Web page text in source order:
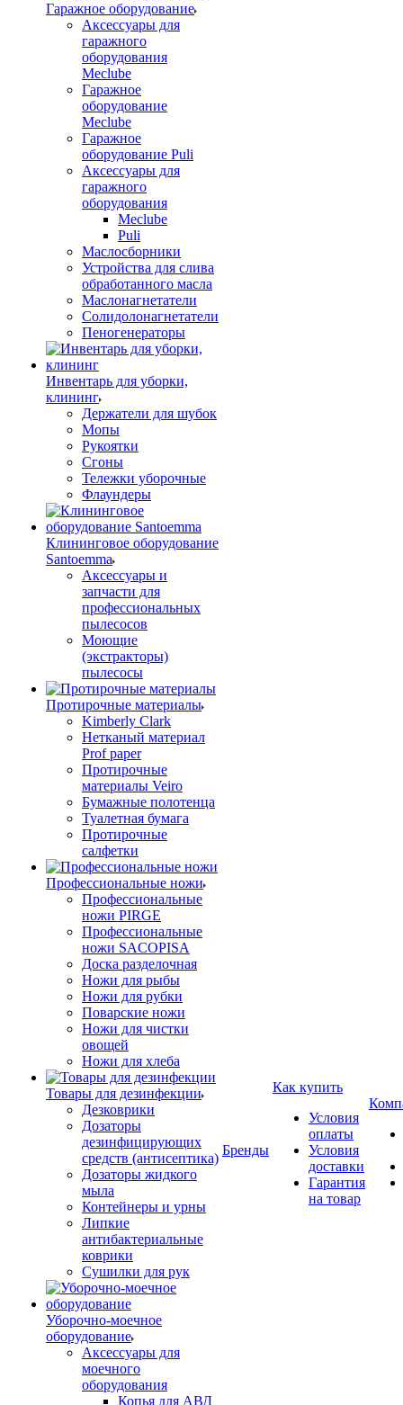
Гаражное оборудование
Аксессуары для
гаражного
оборудования
Meclube
Гаражное
оборудование
Meclube
Гаражное
оборудование Puli
Аксессуары для
гаражного
оборудования
Meclube
Puli
Маслосборники
Устройства для слива
обработанного масла
Маслонагнетатели
Солидолонагнетатели
Пеногенераторы
Инвентарь для уборки,
клининг
Держатели для шубок
Мопы
Рукоятки
Сгоны
Тележки уборочные
Флаундеры
Клининговое оборудование
Santoemma
Аксессуары и
запчасти для
профессиональных
пылесосов
Моющие
(экстракторы)
пылесосы
Протирочные материалы
Kimberly Clark
Нетканый материал
Prof paper
Протирочные
материалы Veiro
Бумажные полотенца
Туалетная бумага
Протирочные
салфетки
Профессиональные ножи
Профессиональные
ножи PIRGE
Профессиональные
ножи SACOPISA
Доска разделочная
Ножи для рыбы
Ножи для рубки
Поварские ножи
Ножи для чистки
овощей
Ножи для хлеба
Товары для дезинфекции
Дезковрики
Дозаторы
дезинфицирующих
средств (антисептика)
Дозаторы жидкого
мыла
Контейнеры и урны
Липкие
антибактериальные
коврики
Сушилки для рук
Уборочно-моечное
оборудование
Аксессуары для
моечного
оборудования
Копья для АВД
Бренды
Как купить
Условия
оплаты
Условия
доставки
Гарантия
на товар